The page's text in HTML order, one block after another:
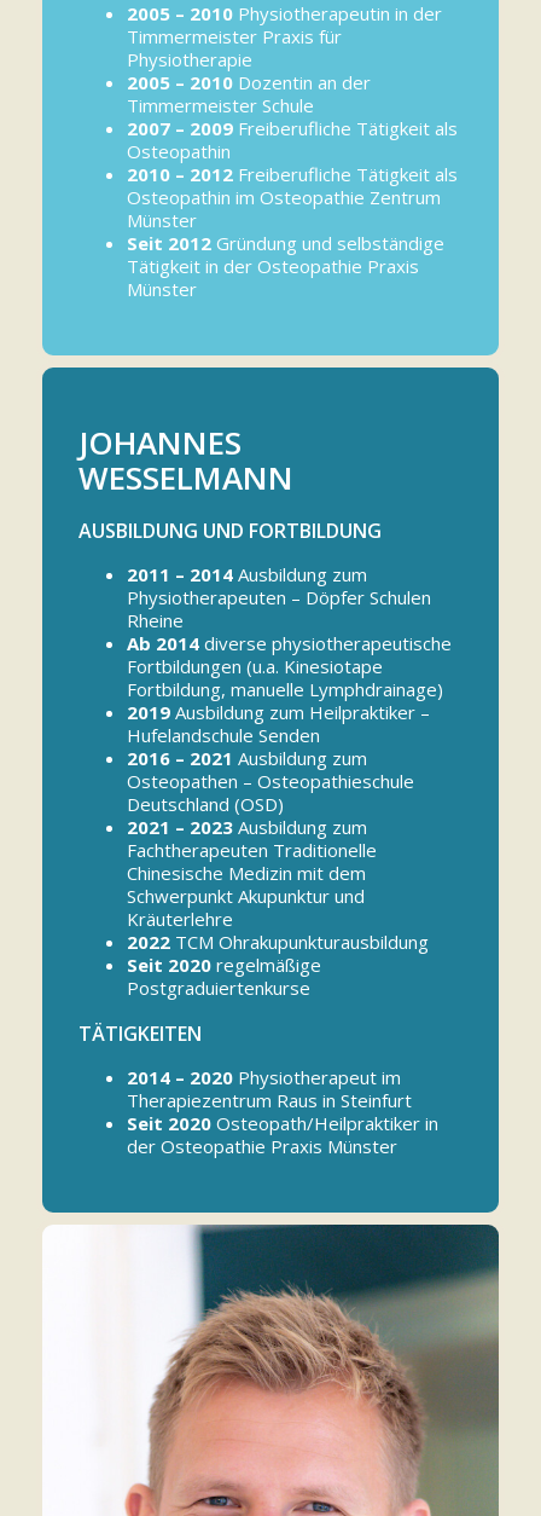
2005 – 2010 Physiotherapeutin in der
Timmermeister Praxis für
Physiotherapie
2005 – 2010 Dozentin an der
Timmermeister Schule
2007 – 2009 Freiberufliche Tätigkeit als
Osteopathin
2010 – 2012 Freiberufliche Tätigkeit als
Osteopathin im Osteopathie Zentrum
Münster
Seit 2012 Gründung und selbständige
Tätigkeit in der Osteopathie Praxis
Münster
JOHANNES
WESSELMANN
AUSBILDUNG UND FORTBILDUNG
2011 – 2014 Ausbildung zum
Physiotherapeuten – Döpfer Schulen
Rheine
Ab 2014 diverse physiotherapeutische
Fortbildungen (u.a. Kinesiotape
Fortbildung, manuelle Lymphdrainage)
2019 Ausbildung zum Heilpraktiker –
Hufelandschule Senden
2016 – 2021 Ausbildung zum
Osteopathen – Osteopathieschule
Deutschland (OSD)
2021 – 2023 Ausbildung zum
Fachtherapeuten Traditionelle
Chinesische Medizin mit dem
Schwerpunkt Akupunktur und
Kräuterlehre
2022 TCM Ohrakupunkturausbildung
Seit 2020 regelmäßige
Postgraduiertenkurse
TÄTIGKEITEN
2014 – 2020 Physiotherapeut im
Therapiezentrum Raus in Steinfurt
Seit 2020 Osteopath/Heilpraktiker in
der Osteopathie Praxis Münster